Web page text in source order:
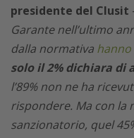
presidente del Clusit
Garante nell’ultimo
dalla normativa
solo il 2% dichiara di
l’89% non ne ha
rispondere. Ma con la
sanzionatorio, quel